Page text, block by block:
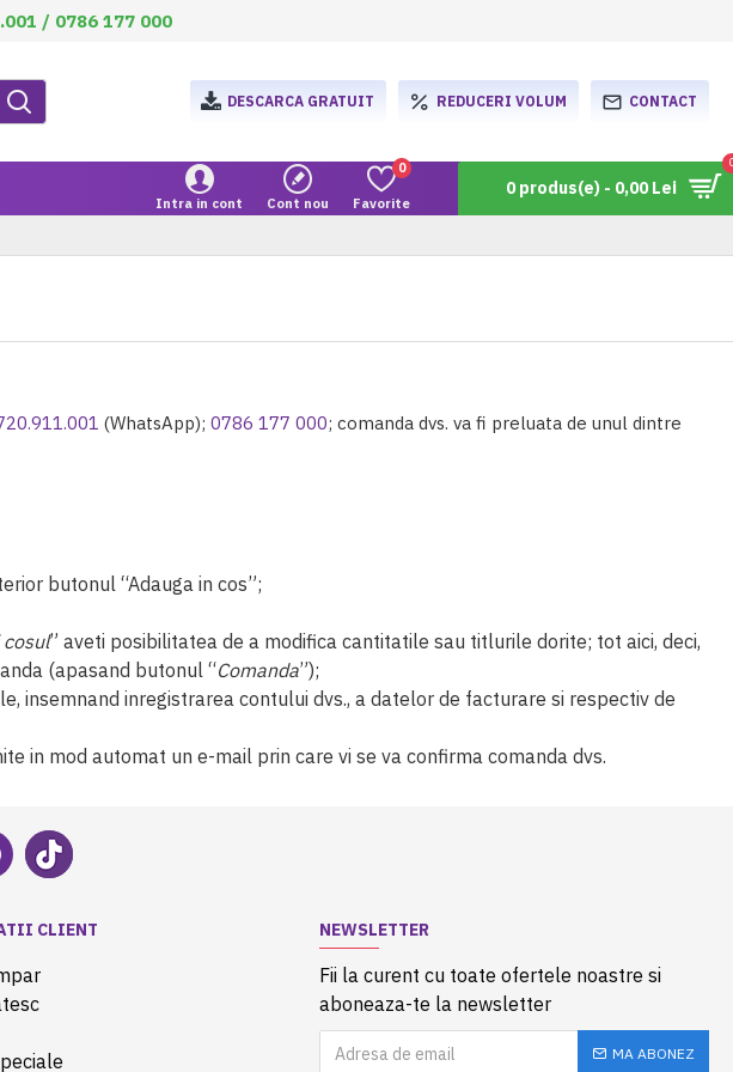
/ 0786 177 000
DESCARCA GRATUIT REDUCERI VOLUM CONTACT
Intra in cont Cont nou Favorite
0
0 produs(e) - 0,00 Lei
(WhatsApp); 0786 177 000; comanda dvs. va fi preluata de unul dintre
butonul “Adauga in cos”;
cosul” aveti posibilitatea de a modifica cantitatile sau titlurile dorite; tot aici, deci,
(apasand butonul “Comanda”);
inregistrarea contului dvs., a datelor de facturare si respectiv de
in mod automat un e-mail prin care vi se va confirma comanda dvs.
CLIENT NEWSLETTER
Fii la curent cu toate ofertele noastre si
aboneaza-te la newsletter
MA ABONEZ